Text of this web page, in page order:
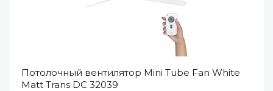
Потолочный вентилятор Mini Tube Fan White
Matt Trans DC 32039